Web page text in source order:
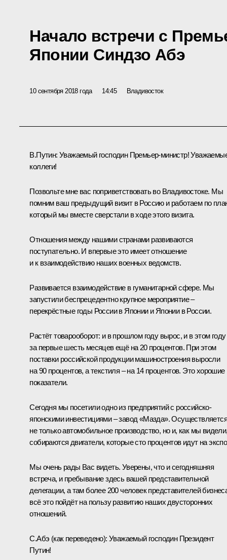
Начало встречи с
Японии Синдзо Абэ
10 сентября 2018 года 14:45 Владивосток
В.Путин: Уважаемый господин Премьер-министр!
коллеги!
Позвольте мне вас поприветствовать во Владивостоке. Мы
помним ваш предыдущий визит в Россию и работаем по
который мы вместе сверстали в ходе этого визита.
Отношения между нашими странами развиваются
поступательно. И впервые это имеет отношение
и к взаимодействию наших военных ведомств.
Развивается взаимодействие в гуманитарной сфере. Мы
запустили беспрецедентно крупное мероприятие –
перекрёстные годы России в Японии и Японии в России.
Растёт товарооборот: и в прошлом году вырос, и в этом году
за первые шесть месяцев ещё на 20 процентов. При этом
поставки российской продукции машиностроения выросли
на 90 процентов, а текстиля – на 14 процентов. Это хорошие
показатели.
Сегодня мы посетили одно из предприятий с российско-
японскими инвестициями – завод «Мазда». Осуществляется
не только автомобильное производство, но и, как мы
собираются двигатели, которые сто процентов идут на
Мы очень рады Вас видеть. Уверены, что и сегодняшняя
встреча, и пребывание здесь вашей представительной
делегации, а там более 200 человек представителей
всё это пойдёт на пользу развитию наших двусторонних
отношений.
С.Абэ (как переведено): Уважаемый господин Президент
Путин!